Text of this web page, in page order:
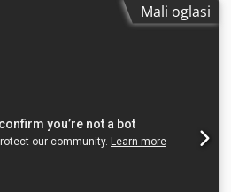
Mali oglasi